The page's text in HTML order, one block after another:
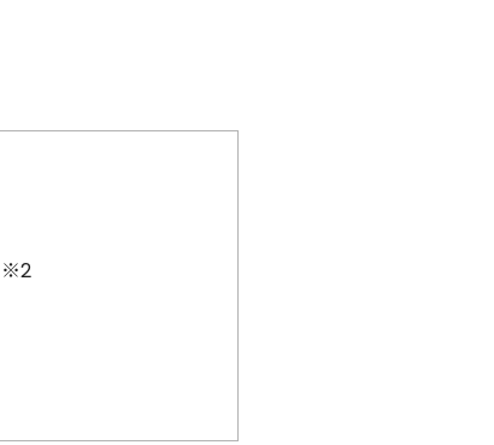
※2